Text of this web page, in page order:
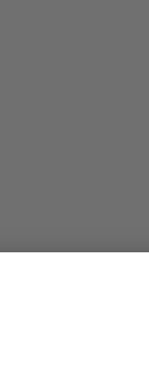
mindestens vier